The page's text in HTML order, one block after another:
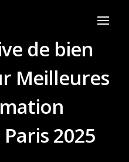
de bien
Meilleures
2025